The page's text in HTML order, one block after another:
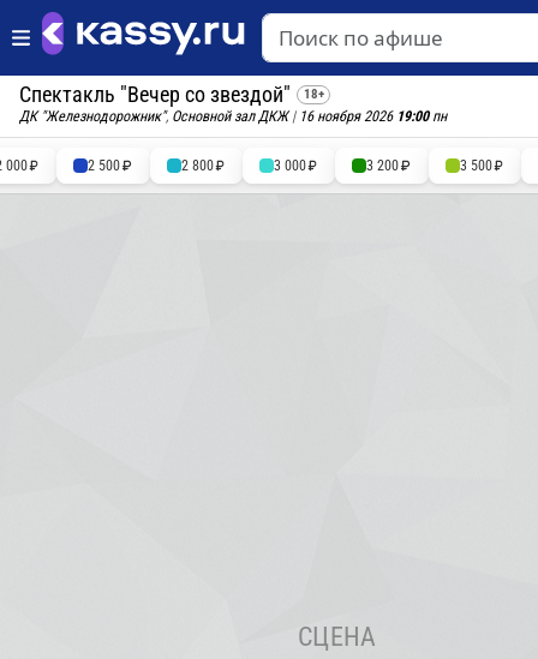
Спектакль "Вечер со звездой" 18+
ДК "Железнодорожник", Основной зал ДКЖ| 16 ноября 2026 19:00пн
000 2 500 2 800 3 000 3 200 3 500